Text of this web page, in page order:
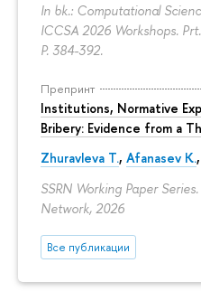
In bk.: Computational
ICCSA 2026 Workshops.
P. 384-392.
Препринт
Institutions, Normative
Bribery: Evidence from a
Zhuravleva T., Afanasev K.
SSRN Working Paper
Network, 2026
Все публикации